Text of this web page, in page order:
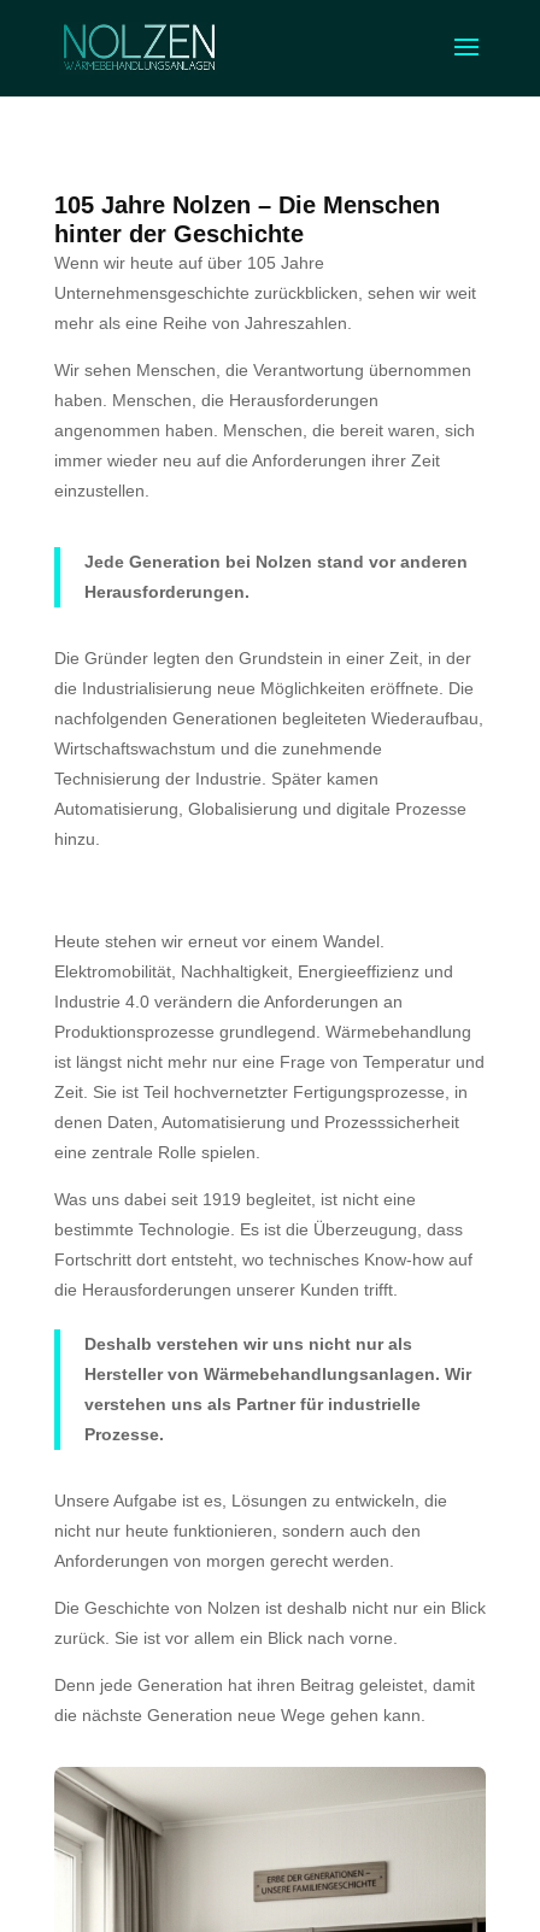
105 Jahre Nolzen – Die Menschen
hinter der Geschichte
Wenn wir heute auf über 105 Jahre
Unternehmensgeschichte zurückblicken, sehen wir weit
mehr als eine Reihe von Jahreszahlen.
Wir sehen Menschen, die Verantwortung übernommen
haben. Menschen, die Herausforderungen
angenommen haben. Menschen, die bereit waren, sich
immer wieder neu auf die Anforderungen ihrer Zeit
einzustellen.
Jede Generation bei Nolzen stand vor anderen
Herausforderungen.
Die Gründer legten den Grundstein in einer Zeit, in der
die Industrialisierung neue Möglichkeiten eröffnete. Die
nachfolgenden Generationen begleiteten Wiederaufbau,
Wirtschaftswachstum und die zunehmende
Technisierung der Industrie. Später kamen
Automatisierung, Globalisierung und digitale Prozesse
hinzu.
Heute stehen wir erneut vor einem Wandel.
Elektromobilität, Nachhaltigkeit, Energieeffizienz und
Industrie 4.0 verändern die Anforderungen an
Produktionsprozesse grundlegend. Wärmebehandlung
ist längst nicht mehr nur eine Frage von Temperatur und
Zeit. Sie ist Teil hochvernetzter Fertigungsprozesse, in
denen Daten, Automatisierung und Prozesssicherheit
eine zentrale Rolle spielen.
Was uns dabei seit 1919 begleitet, ist nicht eine
bestimmte Technologie. Es ist die Überzeugung, dass
Fortschritt dort entsteht, wo technisches Know-how auf
die Herausforderungen unserer Kunden trifft.
Deshalb verstehen wir uns nicht nur als
Hersteller von Wärmebehandlungsanlagen. Wir
verstehen uns als Partner für industrielle
Prozesse.
Unsere Aufgabe ist es, Lösungen zu entwickeln, die
nicht nur heute funktionieren, sondern auch den
Anforderungen von morgen gerecht werden.
Die Geschichte von Nolzen ist deshalb nicht nur ein Blick
zurück. Sie ist vor allem ein Blick nach vorne.
Denn jede Generation hat ihren Beitrag geleistet, damit
die nächste Generation neue Wege gehen kann.